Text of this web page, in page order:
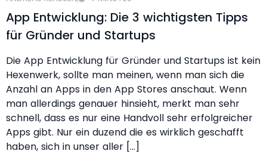
App Entwicklung: Die 3 wichtigsten Tipps
für Gründer und Startups
Die App Entwicklung für Gründer und Startups ist kein
Hexenwerk, sollte man meinen, wenn man sich die
Anzahl an Apps in den App Stores anschaut. Wenn
man allerdings genauer hinsieht, merkt man sehr
schnell, dass es nur eine Handvoll sehr erfolgreicher
Apps gibt. Nur ein duzend die es wirklich geschafft
haben, sich in unser aller […]